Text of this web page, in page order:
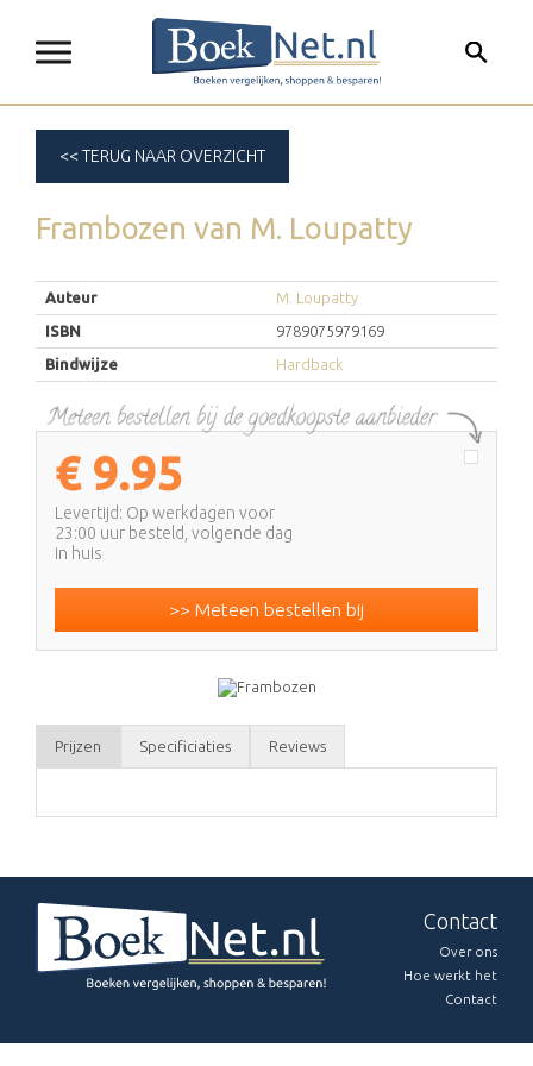
<< TERUG NAAR OVERZICHT
Frambozen van M. Loupatty
Auteur
M. Loupatty
ISBN
9789075979169
Bindwijze
Hardback
€ 9.95
Levertijd: Op werkdagen voor
23:00 uur besteld, volgende dag
in huis
>> Meteen bestellen bij
Prijzen Specificiaties Reviews
Contact
Over ons
Hoe werkt het
Contact